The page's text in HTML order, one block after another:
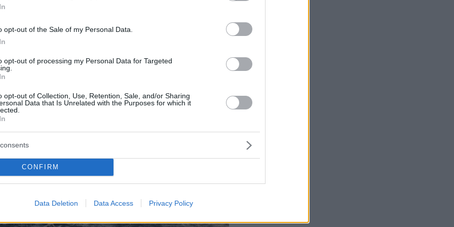
opt-out of the Sale of my Personal Data.
opt-out of processing my Personal Data for Targeted
opt-out of Collection, Use, Retention, Sale, and/or Sharing
Data that Is Unrelated with the Purposes for which it
CONFIRM
Data Deletion Data Access Privacy Policy
με πιθανότητα που αγγίζει τα όρια
τους ή τουλάχιστον θα υπήρχαν τόσα